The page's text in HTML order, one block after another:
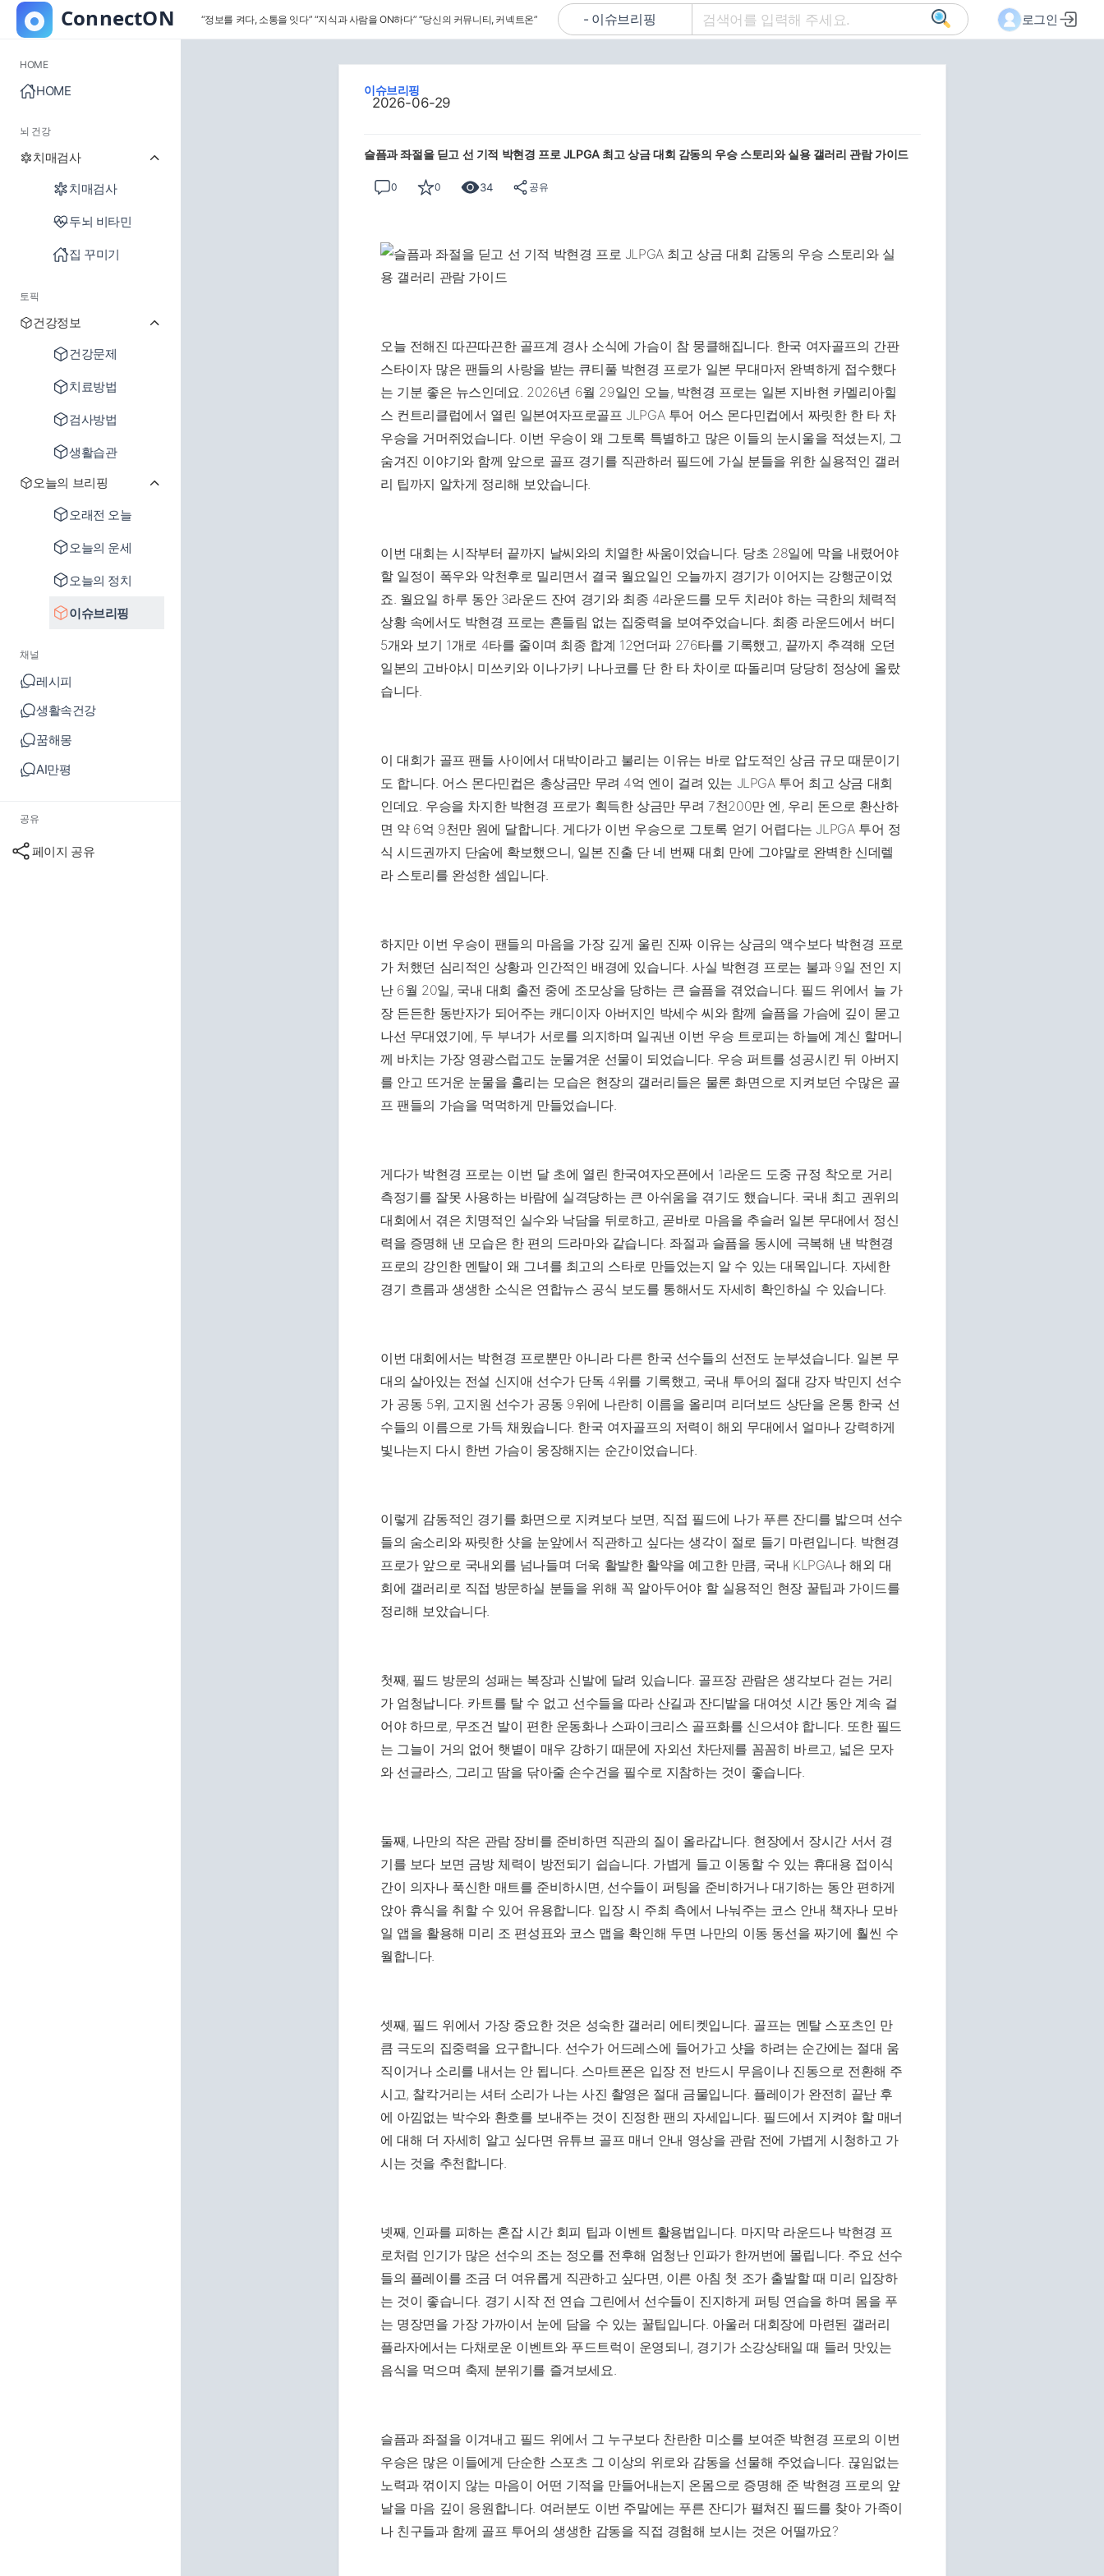
“정보를 켜다, 소통을 잇다” “지식과 사람을 ON하다” “당신의 커뮤니티, 커넥트온” 로그인
HOME
HOME
뇌 건강
치매검사
치매검사
두뇌 비타민
집 꾸미기
토픽
건강정보
건강문제
치료방법
검사방법
생활습관
오늘의 브리핑
오래전 오늘
오늘의 운세
오늘의 정치
이슈브리핑
채널
레시피
생활속건강
꿈해몽
AI만평
공유
페이지 공유
이슈브리핑
2026-06-29
슬픔과 좌절을 딛고 선 기적 박현경 프로 JLPGA 최고 상금 대회 감동의 우승 스토리와 실용 갤러리 관람 가이드
0 0 34 공유
오늘 전해진 따끈따끈한 골프계 경사 소식에 가슴이 참 뭉클해집니다. 한국 여자골프의 간판
스타이자 많은 팬들의 사랑을 받는 큐티풀 박현경 프로가 일본 무대마저 완벽하게 접수했다
는 기분 좋은 뉴스인데요. 2026년 6월 29일인 오늘, 박현경 프로는 일본 지바현 카멜리아힐
스 컨트리클럽에서 열린 일본여자프로골프 JLPGA 투어 어스 몬다민컵에서 짜릿한 한 타 차
우승을 거머쥐었습니다. 이번 우승이 왜 그토록 특별하고 많은 이들의 눈시울을 적셨는지, 그
숨겨진 이야기와 함께 앞으로 골프 경기를 직관하러 필드에 가실 분들을 위한 실용적인 갤러
리 팁까지 알차게 정리해 보았습니다.
이번 대회는 시작부터 끝까지 날씨와의 치열한 싸움이었습니다. 당초 28일에 막을 내렸어야
할 일정이 폭우와 악천후로 밀리면서 결국 월요일인 오늘까지 경기가 이어지는 강행군이었
죠. 월요일 하루 동안 3라운드 잔여 경기와 최종 4라운드를 모두 치러야 하는 극한의 체력적
상황 속에서도 박현경 프로는 흔들림 없는 집중력을 보여주었습니다. 최종 라운드에서 버디
5개와 보기 1개로 4타를 줄이며 최종 합계 12언더파 276타를 기록했고, 끝까지 추격해 오던
일본의 고바야시 미쓰키와 이나가키 나나코를 단 한 타 차이로 따돌리며 당당히 정상에 올랐
습니다.
이 대회가 골프 팬들 사이에서 대박이라고 불리는 이유는 바로 압도적인 상금 규모 때문이기
도 합니다. 어스 몬다민컵은 총상금만 무려 4억 엔이 걸려 있는 JLPGA 투어 최고 상금 대회
인데요. 우승을 차지한 박현경 프로가 획득한 상금만 무려 7천200만 엔, 우리 돈으로 환산하
면 약 6억 9천만 원에 달합니다. 게다가 이번 우승으로 그토록 얻기 어렵다는 JLPGA 투어 정
식 시드권까지 단숨에 확보했으니, 일본 진출 단 네 번째 대회 만에 그야말로 완벽한 신데렐
라 스토리를 완성한 셈입니다.
하지만 이번 우승이 팬들의 마음을 가장 깊게 울린 진짜 이유는 상금의 액수보다 박현경 프로
가 처했던 심리적인 상황과 인간적인 배경에 있습니다. 사실 박현경 프로는 불과 9일 전인 지
난 6월 20일, 국내 대회 출전 중에 조모상을 당하는 큰 슬픔을 겪었습니다. 필드 위에서 늘 가
장 든든한 동반자가 되어주는 캐디이자 아버지인 박세수 씨와 함께 슬픔을 가슴에 깊이 묻고
나선 무대였기에, 두 부녀가 서로를 의지하며 일궈낸 이번 우승 트로피는 하늘에 계신 할머니
께 바치는 가장 영광스럽고도 눈물겨운 선물이 되었습니다. 우승 퍼트를 성공시킨 뒤 아버지
를 안고 뜨거운 눈물을 흘리는 모습은 현장의 갤러리들은 물론 화면으로 지켜보던 수많은 골
프 팬들의 가슴을 먹먹하게 만들었습니다.
게다가 박현경 프로는 이번 달 초에 열린 한국여자오픈에서 1라운드 도중 규정 착오로 거리
측정기를 잘못 사용하는 바람에 실격당하는 큰 아쉬움을 겪기도 했습니다. 국내 최고 권위의
대회에서 겪은 치명적인 실수와 낙담을 뒤로하고, 곧바로 마음을 추슬러 일본 무대에서 정신
력을 증명해 낸 모습은 한 편의 드라마와 같습니다. 좌절과 슬픔을 동시에 극복해 낸 박현경
프로의 강인한 멘탈이 왜 그녀를 최고의 스타로 만들었는지 알 수 있는 대목입니다. 자세한
경기 흐름과 생생한 소식은 연합뉴스 공식 보도를 통해서도 자세히 확인하실 수 있습니다.
이번 대회에서는 박현경 프로뿐만 아니라 다른 한국 선수들의 선전도 눈부셨습니다. 일본 무
대의 살아있는 전설 신지애 선수가 단독 4위를 기록했고, 국내 투어의 절대 강자 박민지 선수
가 공동 5위, 고지원 선수가 공동 9위에 나란히 이름을 올리며 리더보드 상단을 온통 한국 선
수들의 이름으로 가득 채웠습니다. 한국 여자골프의 저력이 해외 무대에서 얼마나 강력하게
빛나는지 다시 한번 가슴이 웅장해지는 순간이었습니다.
이렇게 감동적인 경기를 화면으로 지켜보다 보면, 직접 필드에 나가 푸른 잔디를 밟으며 선수
들의 숨소리와 짜릿한 샷을 눈앞에서 직관하고 싶다는 생각이 절로 들기 마련입니다. 박현경
프로가 앞으로 국내외를 넘나들며 더욱 활발한 활약을 예고한 만큼, 국내 KLPGA나 해외 대
회에 갤러리로 직접 방문하실 분들을 위해 꼭 알아두어야 할 실용적인 현장 꿀팁과 가이드를
정리해 보았습니다.
첫째, 필드 방문의 성패는 복장과 신발에 달려 있습니다. 골프장 관람은 생각보다 걷는 거리
가 엄청납니다. 카트를 탈 수 없고 선수들을 따라 산길과 잔디밭을 대여섯 시간 동안 계속 걸
어야 하므로, 무조건 발이 편한 운동화나 스파이크리스 골프화를 신으셔야 합니다. 또한 필드
는 그늘이 거의 없어 햇볕이 매우 강하기 때문에 자외선 차단제를 꼼꼼히 바르고, 넓은 모자
와 선글라스, 그리고 땀을 닦아줄 손수건을 필수로 지참하는 것이 좋습니다.
둘째, 나만의 작은 관람 장비를 준비하면 직관의 질이 올라갑니다. 현장에서 장시간 서서 경
기를 보다 보면 금방 체력이 방전되기 쉽습니다. 가볍게 들고 이동할 수 있는 휴대용 접이식
간이 의자나 푹신한 매트를 준비하시면, 선수들이 퍼팅을 준비하거나 대기하는 동안 편하게
앉아 휴식을 취할 수 있어 유용합니다. 입장 시 주최 측에서 나눠주는 코스 안내 책자나 모바
일 앱을 활용해 미리 조 편성표와 코스 맵을 확인해 두면 나만의 이동 동선을 짜기에 훨씬 수
월합니다.
셋째, 필드 위에서 가장 중요한 것은 성숙한 갤러리 에티켓입니다. 골프는 멘탈 스포츠인 만
큼 극도의 집중력을 요구합니다. 선수가 어드레스에 들어가고 샷을 하려는 순간에는 절대 움
직이거나 소리를 내서는 안 됩니다. 스마트폰은 입장 전 반드시 무음이나 진동으로 전환해 주
시고, 찰칵거리는 셔터 소리가 나는 사진 촬영은 절대 금물입니다. 플레이가 완전히 끝난 후
에 아낌없는 박수와 환호를 보내주는 것이 진정한 팬의 자세입니다. 필드에서 지켜야 할 매너
에 대해 더 자세히 알고 싶다면 유튜브 골프 매너 안내 영상을 관람 전에 가볍게 시청하고 가
시는 것을 추천합니다.
넷째, 인파를 피하는 혼잡 시간 회피 팁과 이벤트 활용법입니다. 마지막 라운드나 박현경 프
로처럼 인기가 많은 선수의 조는 정오를 전후해 엄청난 인파가 한꺼번에 몰립니다. 주요 선수
들의 플레이를 조금 더 여유롭게 직관하고 싶다면, 이른 아침 첫 조가 출발할 때 미리 입장하
는 것이 좋습니다. 경기 시작 전 연습 그린에서 선수들이 진지하게 퍼팅 연습을 하며 몸을 푸
는 명장면을 가장 가까이서 눈에 담을 수 있는 꿀팁입니다. 아울러 대회장에 마련된 갤러리
플라자에서는 다채로운 이벤트와 푸드트럭이 운영되니, 경기가 소강상태일 때 들러 맛있는
음식을 먹으며 축제 분위기를 즐겨보세요.
슬픔과 좌절을 이겨내고 필드 위에서 그 누구보다 찬란한 미소를 보여준 박현경 프로의 이번
우승은 많은 이들에게 단순한 스포츠 그 이상의 위로와 감동을 선물해 주었습니다. 끊임없는
노력과 꺾이지 않는 마음이 어떤 기적을 만들어내는지 온몸으로 증명해 준 박현경 프로의 앞
날을 마음 깊이 응원합니다. 여러분도 이번 주말에는 푸른 잔디가 펼쳐진 필드를 찾아 가족이
나 친구들과 함께 골프 투어의 생생한 감동을 직접 경험해 보시는 것은 어떨까요?